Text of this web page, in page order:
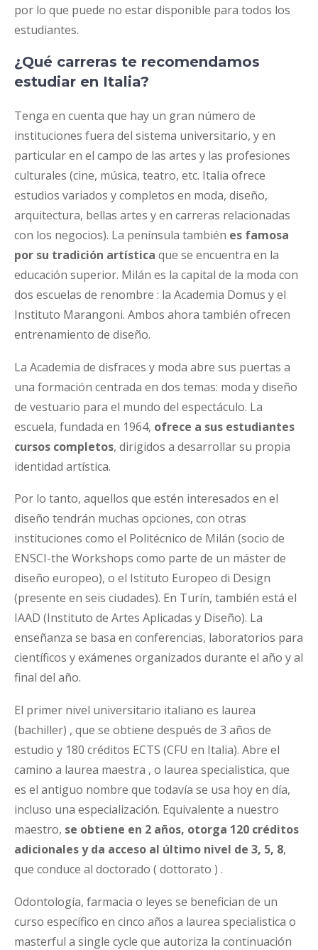
por lo que puede no estar disponible para todos los
estudiantes.
¿Qué carreras te recomendamos
estudiar en Italia?
Tenga en cuenta que hay un gran número de
instituciones fuera del sistema universitario, y en
particular en el campo de las artes y las profesiones
culturales (cine, música, teatro, etc. Italia ofrece
estudios variados y completos en moda, diseño,
arquitectura, bellas artes y en carreras relacionadas
con los negocios). La península también es famosa
por su tradición artística que se encuentra en la
educación superior. Milán es la capital de la moda con
dos escuelas de renombre : la Academia Domus y el
Instituto Marangoni. Ambos ahora también ofrecen
entrenamiento de diseño.
La Academia de disfraces y moda abre sus puertas a
una formación centrada en dos temas: moda y diseño
de vestuario para el mundo del espectáculo. La
escuela, fundada en 1964, ofrece a sus estudiantes
cursos completos, dirigidos a desarrollar su propia
identidad artística.
Por lo tanto, aquellos que estén interesados ​​en el
diseño tendrán muchas opciones, con otras
instituciones como el Politécnico de Milán (socio de
ENSCI-the Workshops como parte de un máster de
diseño europeo), o el Istituto Europeo di Design
(presente en seis ciudades). En Turín, también está el
IAAD (Instituto de Artes Aplicadas y Diseño). La
enseñanza se basa en conferencias, laboratorios para
científicos y exámenes organizados durante el año y al
final del año.
El primer nivel universitario italiano es laurea
(bachiller) , que se obtiene después de 3 años de
estudio y 180 créditos ECTS (CFU en Italia). Abre el
camino a laurea maestra , o laurea specialistica, que
es el antiguo nombre que todavía se usa hoy en día,
incluso una especialización. Equivalente a nuestro
maestro, se obtiene en 2 años, otorga 120 créditos
adicionales y da acceso al último nivel de 3, 5, 8,
que conduce al doctorado ( dottorato ) .
Odontología, farmacia o leyes se benefician de un
curso específico en cinco años a laurea specialistica o
masterful a single cycle que autoriza la continuación